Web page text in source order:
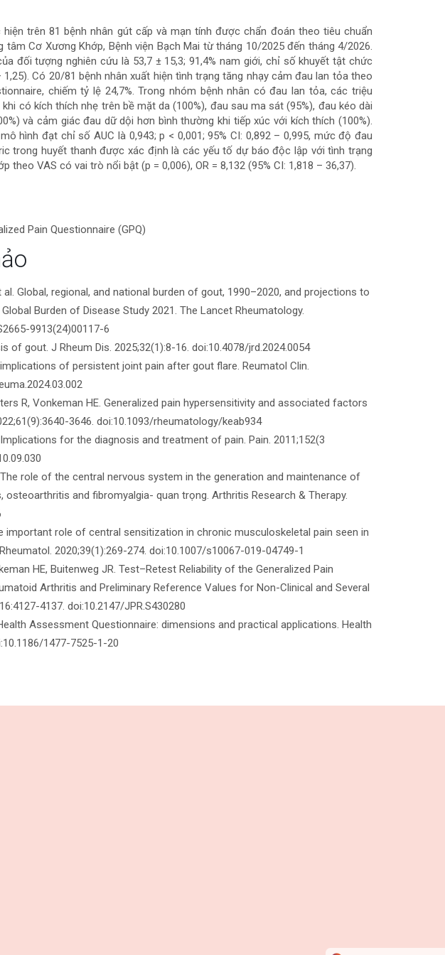
trên 81 bệnh nhân gút cấp và mạn tính được chẩn đoán theo tiêu chuẩn
tâm Cơ Xương Khớp, Bệnh viện Bạch Mai từ tháng 10/2025 đến tháng 4/2026.
đối tượng nghiên cứu là 53,7 ± 15,3; 91,4% nam giới, chỉ số khuyết tật chức
1,25). Có 20/81 bệnh nhân xuất hiện tình trạng tăng nhạy cảm đau lan tỏa theo
chiếm tỷ lệ 24,7%. Trong nhóm bệnh nhân có đau lan tỏa, các triệu
có kích thích nhẹ trên bề mặt da (100%), đau sau ma sát (95%), đau kéo dài
và cảm giác đau dữ dội hơn bình thường khi tiếp xúc với kích thích (100%).
hình đạt chỉ số AUC là 0,943; p < 0,001; 95% CI: 0,892 – 0,995, mức độ đau
trong huyết thanh được xác định là các yếu tố dự báo độc lập với tình trạng
theo VAS có vai trò nổi bật (p = 0,006), OR = 8,132 (95% CI: 1,818 – 36,37).
Pain Questionnaire (GPQ)
al. Global, regional, and national burden of gout, 1990–2020, and projections to
Burden of Disease Study 2021. The Lancet Rheumatology.
9913(24)00117-6
of gout. J Rheum Dis. 2025;32(1):8-16. doi:10.4078/jrd.2024.0054
implications of persistent joint pain after gout flare. Reumatol Clin.
R, Vonkeman HE. Generalized pain hypersensitivity and associated factors
3646. doi:10.1093/rheumatology/keab934
for the diagnosis and treatment of pain. Pain. 2011;152(3
The role of the central nervous system in the generation and maintenance of
and fibromyalgia- quan trọng. Arthritis Research & Therapy.
important role of central sensitization in chronic musculoskeletal pain seen in
2020;39(1):269-274. doi:10.1007/s10067-019-04749-1
HE, Buitenweg JR. Test–Retest Reliability of the Generalized Pain
Arthritis and Preliminary Reference Values for Non-Clinical and Several
4137. doi:10.2147/JPR.S430280
Assessment Questionnaire: dimensions and practical applications. Health
1477-7525-1-20